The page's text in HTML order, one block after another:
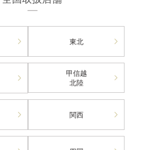
東北
甲信越
北陸
関西